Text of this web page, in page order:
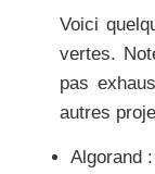
Voici
vertes.
pas
autres
Algorand :